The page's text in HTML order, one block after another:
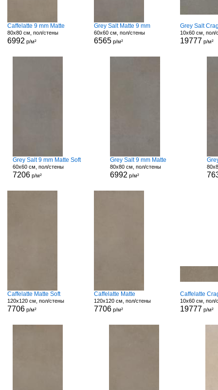
Caffelatte 9 mm Matte
80x80 см, пол/стены
6992 р/м²
Grey Salt Matte 9 mm
60x60 см, пол/стены
6565р/м²
Grey Salt
10x60 см, пол/
19777 р/м²
Grey Salt 9 mm Matte Soft
60x60 см, пол/стены
7206 р/м²
Grey Salt 9 mm Matte
80x80 см, пол/стены
6992 р/м²
Caffelatte Matte Soft
120x120 см, пол/стены
7706 р/м²
Caffelatte Matte
120x120 см, пол/стены
7706р/м²
Caffelatte
10x60 см, пол/
19777 р/м²